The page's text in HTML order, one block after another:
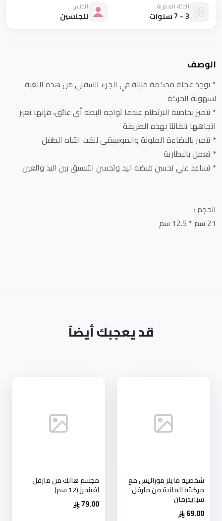
الفئة العمرية
3 – 7 سنوات
الجنس
للجنسين
الوصف
* توجد عجلة محكمة مثبتة في الجزء السفلي من هذه اللعبة
لسهولة الحركة
* تتميز بخاصية الارتطام عندما تواجه البطة أي عائق، فإنها تغير
اتجاهها تلقائيًا بهذه الطريقة
* تتميز بالاضاءة الملونة والموسيقى للفت انتباه الطفل
* تعمل بالبطارية
* تساعد علي تحسن قبضة اليد وتحسن التنسيق بين اليد والعين
الحجم :
21 سم * 12.5 سم
قد يعجبك أيضاً
شخصية مايلز موراليس مع
مركبته المائية من مارفل
سبايدرمان
69.00
مجسم هالك من مارفل
افينجرز (12 سم)
79.00